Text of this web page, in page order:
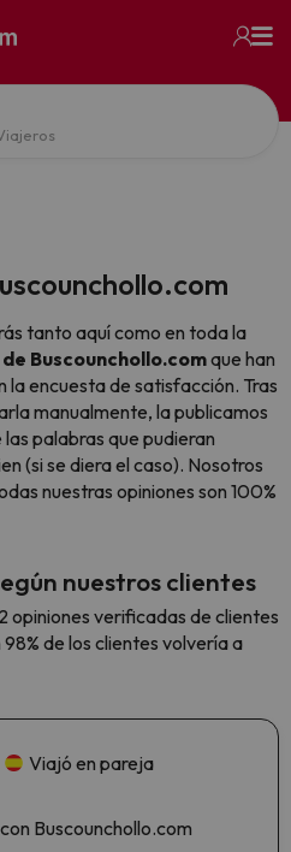
tanto aquí como en toda la
Buscounchollo.comque han
la encuesta de satisfacción. Tras
manualmente, la publicamos
palabras que pudieran
(si se diera el caso). Nosotros
nuestras opiniones son 100%
nuestros clientes
opiniones verificadas de clientes
de los clientes volvería a